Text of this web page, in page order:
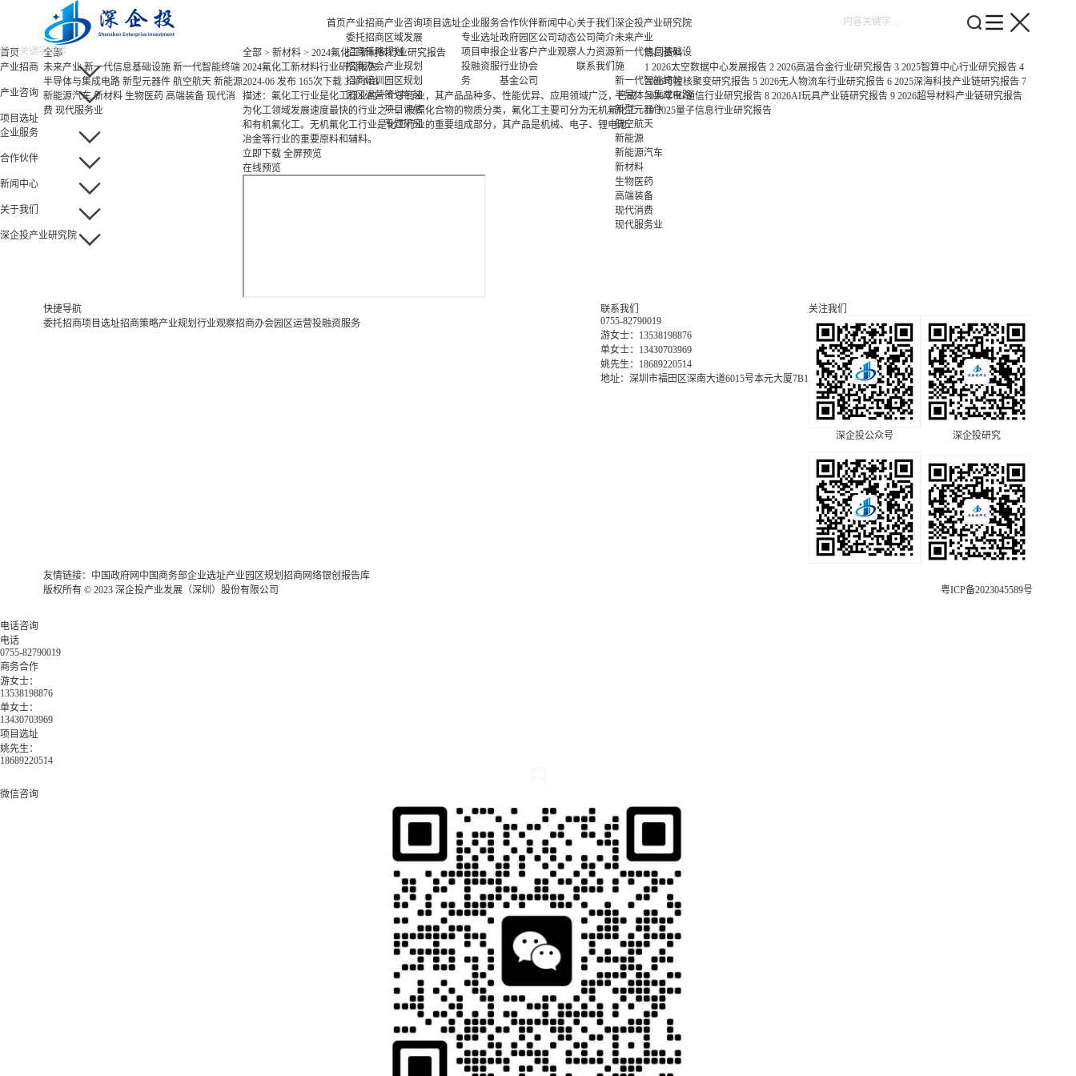
首页产业招商
委托招商
招商策略
招商办会
招商培训
园区运营
产业咨询
区域发展
规划
产业规划
园区规划
策划包装
项目评估
专题研究
项目选址企业服务
专业选址
项目申报
投融资服
务
合作伙伴
政府园区
企业客户
行业协会
基金公司
新闻中心
公司动态
产业观察
关于我们
公司简介
人力资源
联系我们
深企投产业研究院
未来产业
新一代信息基础设
施
新一代智能终端
半导体与集成电路
新型元器件
航空航天
新能源
新能源汽车
新材料
生物医药
高端装备
现代消费
现代服务业
首页
产业招商
产业咨询
项目选址
企业服务
合作伙伴
新闻中心
关于我们
深企投产业研究院
全部
未来产业 新一代信息基础设施 新一代智能终端
半导体与集成电路 新型元器件 航空航天 新能源
新能源汽车 新材料 生物医药 高端装备 现代消
费 现代服务业
全部> 新材料> 2024氟化工新材料行业研究报告
2024氟化工新材料行业研究报告
2024-06 发布 165次下载 3.37 MB
描述：氟化工行业是化工行业的一个子行业，其产品品种多、性能优异、应用领域广泛，已成
为化工领域发展速度最快的行业之一。按照化合物的物质分类，氟化工主要可分为无机氟化工
和有机氟化工。无机氟化工行业是化工行业的重要组成部分，其产品是机械、电子、锂电池、
冶金等行业的重要原料和辅料。
立即下载 全屏预览
在线预览
热门资料
1 2026太空数据中心发展报告 2 2026高温合金行业研究报告 3 2025智算中心行业研究报告 4
2026可控核聚变研究报告 5 2026无人物流车行业研究报告 6 2025深海科技产业链研究报告 7
2026年6G通信行业研究报告 8 2026AI玩具产业链研究报告 9 2026超导材料产业链研究报告
10 2025量子信息行业研究报告
快捷导航
委托招商项目选址招商策略产业规划 行业观察招商办会园区运营投融资服务
联系我们
0755-82790019
游女士：13538198876
单女士：13430703969
姚先生：18689220514
地址：深圳市福田区深南大道6015号本元大厦7B1
关注我们
深企投公众号 深企投研究
友情链接： 中国政府网 中国商务部企业选址产业园区规划 招商网络银创报告库
版权所有 © 2023 深企投产业发展（深圳）股份有限公司
粤ICP备2023045589号
电话咨询
电话
0755-82790019
商务合作
游女士：
13538198876
单女士：
13430703969
项目选址
姚先生：
18689220514
微信咨询